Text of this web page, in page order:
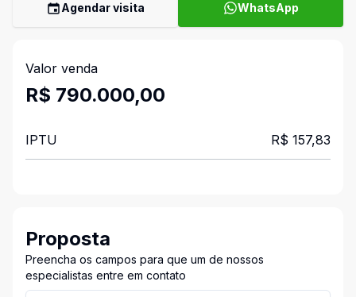
Agendar visita WhatsApp
Valor venda
R$ 790.000,00
IPTU R$ 157,83
Proposta
Preencha os campos para que um de nossos
especialistas entre em contato